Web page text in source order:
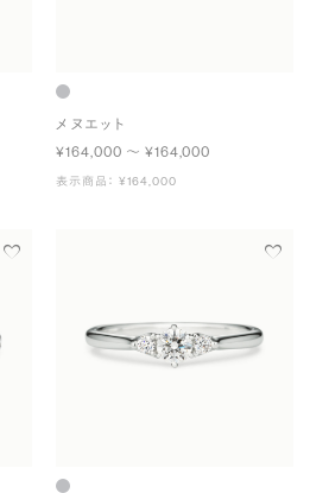
メヌエット
¥164,000 〜 ¥164,000
表示商品： ¥164,000